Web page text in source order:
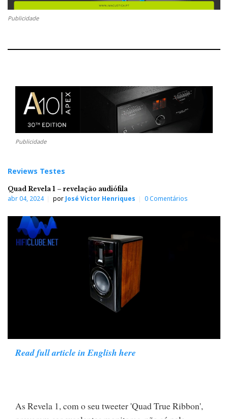
Publicidade
Publicidade
Reviews Testes
Quad Revela 1 – revelação audiófila
abr 04, 2024 por José Victor Henriques 0 Comentários
Read full article in English here
As Revela 1, com o seu tweeter 'Quad True Ribbon',